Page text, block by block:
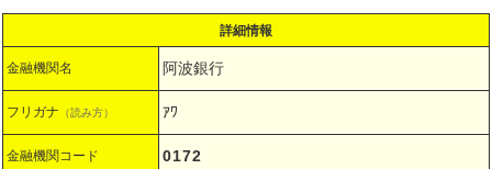
詳細情報
金融機関名 阿波銀行
フリガナ （読み方） ｱﾜ
金融機関コード 0172